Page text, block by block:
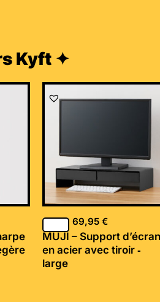
Kyft ✦
69,95€
MUJI – Support d’écran
en acier avec tiroir ‐
large